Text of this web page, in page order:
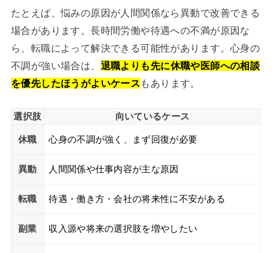
たとえば、悩みの原因が人間関係なら異動で改善できる
場合があります。長時間労働や待遇への不満が原因な
ら、転職によって解決できる可能性があります。心身の
不調が強い場合は、 退職よりも先に休職や医師への相談
を優先したほうがよいケース もあります。
選択肢 向いているケース
休職 心身の不調が強く、まず回復が必要
異動 人間関係や仕事内容が主な原因
転職 待遇・働き方・会社の将来性に不安がある
副業 収入源や将来の選択肢を増やしたい